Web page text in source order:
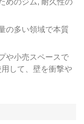
めのジム, 耐久性の
の多い領域で本質
や小売スペースで
して、壁を衝撃や